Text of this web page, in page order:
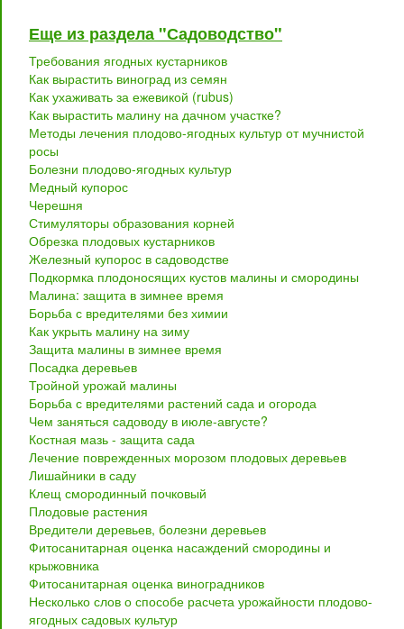
Еще из раздела "Садоводство"
Требования ягодных кустарников
Как вырастить виноград из семян
Как ухаживать за ежевикой (rubus)
Как вырастить малину на дачном участке?
Методы лечения плодово-ягодных культур от мучнистой
росы
Болезни плодово-ягодных культур
Медный купорос
Черешня
Стимуляторы образования корней
Обрезка плодовых кустарников
Железный купорос в садоводстве
Подкормка плодоносящих кустов малины и смородины
Малина: защита в зимнее время
Борьба с вредителями без химии
Как укрыть малину на зиму
Защита малины в зимнее время
Посадка деревьев
Тройной урожай малины
Борьба с вредителями растений сада и огорода
Чем заняться садоводу в июле-августе?
Костная мазь - защита сада
Лечение поврежденных морозом плодовых деревьев
Лишайники в саду
Клещ смородинный почковый
Плодовые растения
Вредители деревьев, болезни деревьев
Фитосанитарная оценка насаждений смородины и
крыжовника
Фитосанитарная оценка виноградников
Несколько слов о способе расчета урожайности плодово-
ягодных садовых культур